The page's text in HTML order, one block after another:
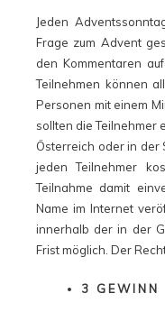
Jeden
Frage zum Advent
den Kommentaren
Teilnehmen können
Personen mit einem
sollten die Teilnehmer
Österreich oder in der
jeden Teilnehmer
Teilnahme damit
Name im Internet
innerhalb der in der
Frist möglich. Der
3 GEWINN